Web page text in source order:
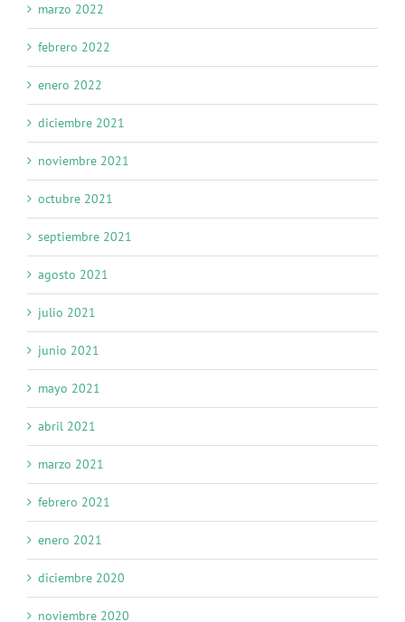
marzo 2022
febrero 2022
enero 2022
diciembre 2021
noviembre 2021
octubre 2021
septiembre 2021
agosto 2021
julio 2021
junio 2021
mayo 2021
abril 2021
marzo 2021
febrero 2021
enero 2021
diciembre 2020
noviembre 2020